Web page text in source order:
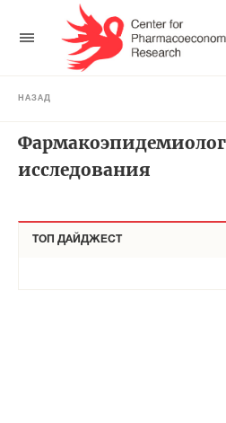
НАЗАД
исследования
ТОП ДАЙДЖЕСТ